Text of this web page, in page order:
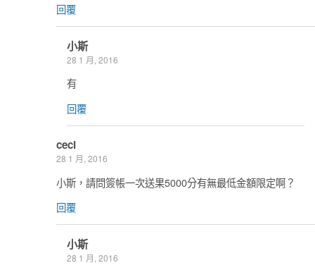
回覆
小斯
28 1 月, 2016
有
回覆
ceci
28 1 月, 2016
小斯，請問簽帳一次送果5000分有無最低金額限定啊？
回覆
小斯
28 1 月, 2016